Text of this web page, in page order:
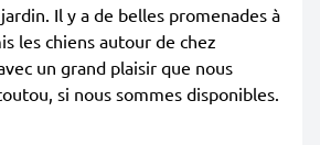
Il y a de belles promenades à
les chiens autour de chez
un grand plaisir que nous
si nous sommes disponibles.